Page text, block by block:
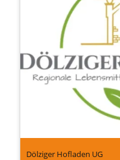
Döl­zi­ger Hof­la­den UG